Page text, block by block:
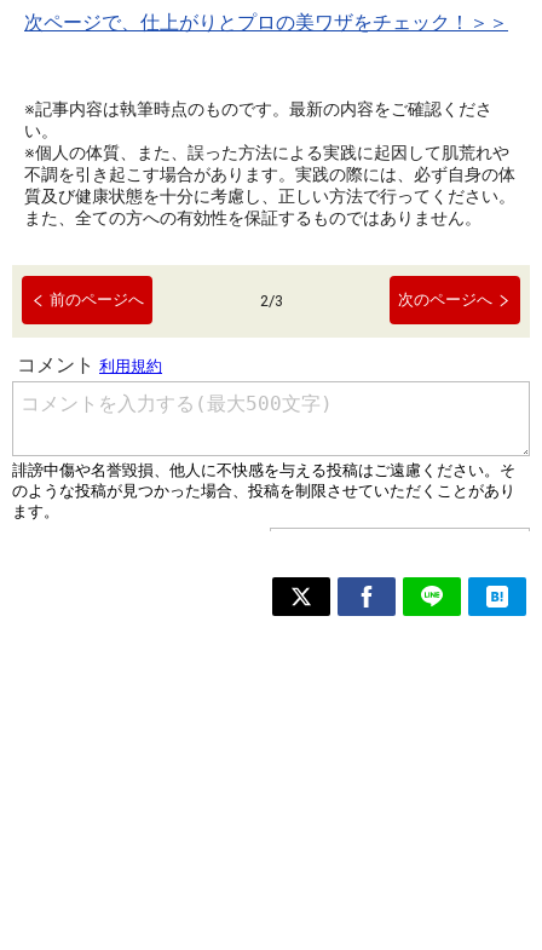
次ページで、仕上がりとプロの美ワザをチェック！＞＞
※記事内容は執筆時点のものです。最新の内容をご確認くださ
い。
※個人の体質、また、誤った方法による実践に起因して肌荒れや
不調を引き起こす場合があります。実践の際には、必ず自身の体
質及び健康状態を十分に考慮し、正しい方法で行ってください。
また、全ての方への有効性を保証するものではありません。
前のページへ 2/3 次のページへ